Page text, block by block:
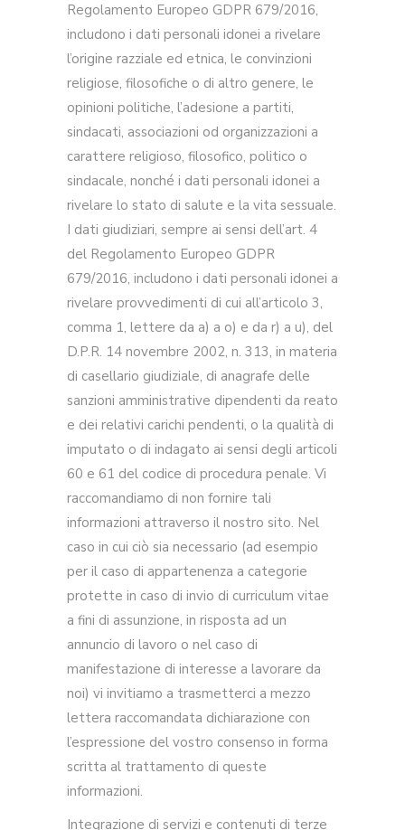
Regolamento Europeo GDPR 679/2016,
includono i dati personali idonei a rivelare
l’origine razziale ed etnica, le convinzioni
religiose, filosofiche o di altro genere, le
opinioni politiche, l’adesione a partiti,
sindacati, associazioni od organizzazioni a
carattere religioso, filosofico, politico o
sindacale, nonché i dati personali idonei a
rivelare lo stato di salute e la vita sessuale.
I dati giudiziari, sempre ai sensi dell’art. 4
del Regolamento Europeo GDPR
679/2016, includono i dati personali idonei a
rivelare provvedimenti di cui all’articolo 3,
comma 1, lettere da a) a o) e da r) a u), del
D.P.R. 14 novembre 2002, n. 313, in materia
di casellario giudiziale, di anagrafe delle
sanzioni amministrative dipendenti da reato
e dei relativi carichi pendenti, o la qualità di
imputato o di indagato ai sensi degli articoli
60 e 61 del codice di procedura penale. Vi
raccomandiamo di non fornire tali
informazioni attraverso il nostro sito. Nel
caso in cui ciò sia necessario (ad esempio
per il caso di appartenenza a categorie
protette in caso di invio di curriculum vitae
a fini di assunzione, in risposta ad un
annuncio di lavoro o nel caso di
manifestazione di interesse a lavorare da
noi) vi invitiamo a trasmetterci a mezzo
lettera raccomandata dichiarazione con
l’espressione del vostro consenso in forma
scritta al trattamento di queste
informazioni.
Integrazione di servizi e contenuti di terze